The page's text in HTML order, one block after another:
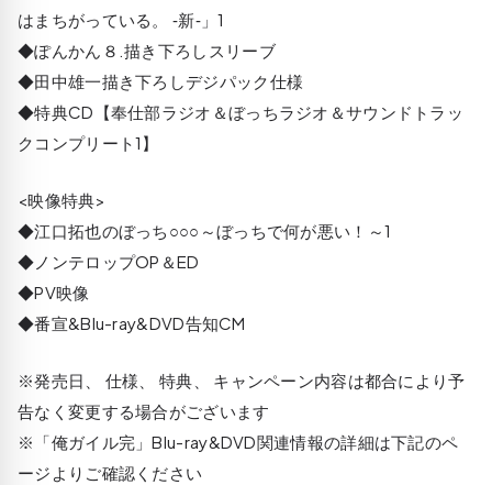
はまちがっている。 ‐新‐」1
◆ぽんかん８.描き下ろしスリーブ
◆田中雄一描き下ろしデジパック仕様
◆特典CD【奉仕部ラジオ＆ぼっちラジオ＆サウンドトラッ
クコンプリート1】
<映像特典>
◆江口拓也のぼっち○○○～ぼっちで何が悪い！～1
◆ノンテロップOP＆ED
◆PV映像
◆番宣&Blu-ray&DVD告知CM
※発売日、 仕様、 特典、 キャンペーン内容は都合により予
告なく変更する場合がございます
※「俺ガイル完」Blu-ray&DVD関連情報の詳細は下記のペ
ージよりご確認ください